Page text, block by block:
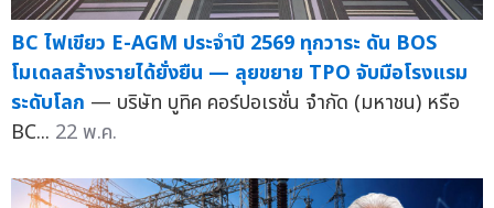
BC ไฟเขียว E-AGM ประจำปี 2569 ทุกวาระ ดัน BOS
โมเดลสร้างรายได้ยั่งยืน — ลุยขยาย TPO จับมือโรงแรม
ระดับโลก — บริษัท บูทิค คอร์ปอเรชั่น จำกัด (มหาชน) หรือ
BC... 22 พ.ค.